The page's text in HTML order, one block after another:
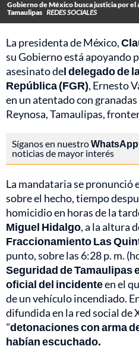
Gobierno de México busca justicia por el
Tamaulipas REDES SOCIALES
La presidenta de México,
su Gobierno está apoyando
asesinato del delegado de
República (FGR), Ernesto
en un atentado con
Reynosa, Tamaulipas,
Síganos en nuestro
noticias de mayor interés
La mandataria se pronunció
sobre el hecho, tiempo
homicidio en horas de la
Miguel Hidalgo, a la altura
Fraccionamiento Las
punto, sobre las 6:28 p. m.
Seguridad de Tamaulipas
oficial del incidenteen el
de un vehículo incendiado.
difundida en la red social de
"detonaciones con arma
habían escuchado.